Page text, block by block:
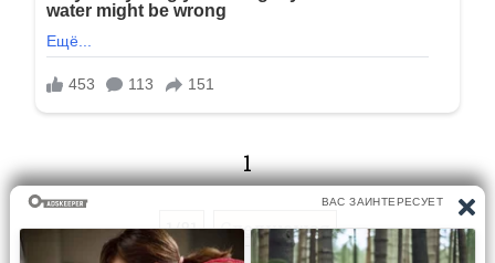
1
1/81 Следующая